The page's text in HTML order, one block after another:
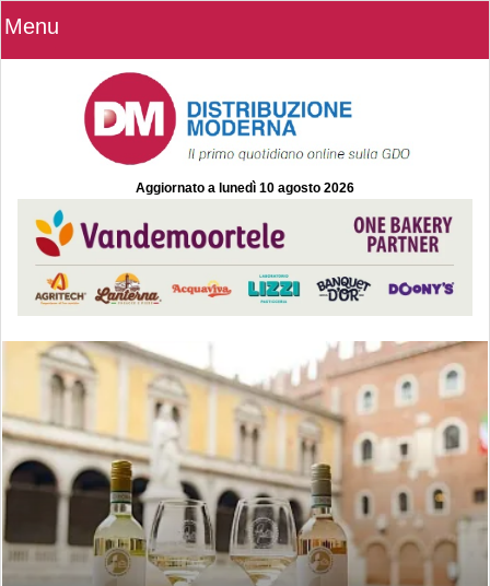
Menu
Aggiornato a lunedì 10 agosto 2026